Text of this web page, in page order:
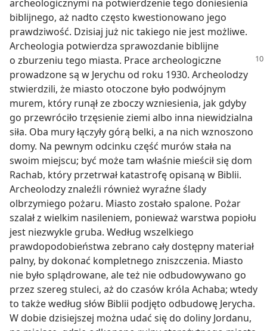
archeologicznymi na potwierdzenie tego doniesienia
biblijnego, aż nadto często kwestionowano jego
prawdziwość. Dzisiaj już nic takiego nie jest możliwe.
Archeologia potwierdza sprawozdanie biblijne
o zburzeniu tego miasta. Prace archeologiczne
prowadzone są w Jerychu od roku 1930. Archeolodzy
stwierdzili, że miasto otoczone było podwójnym
murem, który runął ze zboczy wzniesienia, jak gdyby
go przewróciło trzęsienie ziemi albo inna niewidzialna
siła. Oba mury łączyły górą belki, a na nich wznoszono
domy. Na pewnym odcinku część murów stała na
swoim miejscu; być może tam właśnie mieścił się dom
Rachab, który przetrwał katastrofę opisaną w Biblii.
Archeolodzy znaleźli również wyraźne ślady
olbrzymiego pożaru. Miasto zostało spalone. Pożar
szalał z wielkim nasileniem, ponieważ warstwa popiołu
jest niezwykle gruba. Według wszelkiego
prawdopodobieństwa zebrano cały dostępny materiał
palny, by dokonać kompletnego zniszczenia. Miasto
nie było splądrowane, ale też nie odbudowywano go
przez szereg stuleci, aż do czasów króla Achaba; wtedy
to także według słów Biblii podjęto odbudowę Jerycha.
W dobie dzisiejszej można udać się do doliny Jordanu,